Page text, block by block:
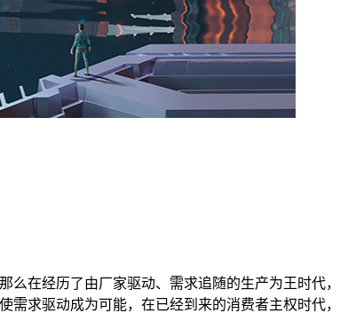
么在经历了由厂家驱动、需求追随的生产为王时代
求驱动成为可能，在已经到来的消费者主权时代，